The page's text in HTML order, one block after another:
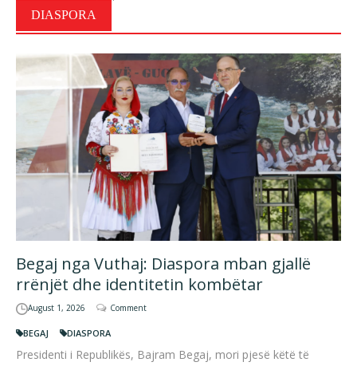
DIASPORA
Begaj nga Vuthaj: Diaspora mban gjallë
rrënjët dhe identitetin kombëtar
August 1, 2026 Comment
BEGAJ DIASPORA
Presidenti i Republikës, Bajram Begaj, mori pjesë këtë të